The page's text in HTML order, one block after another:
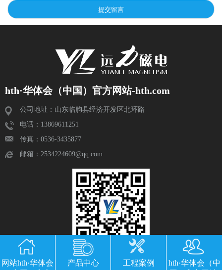
hth·华体会（中国）官方网站-hth.com
公司地址：山东临朐县经济开发区北环路
电话：13869611251
传真：0536-3435877
邮箱：2534224609@qq.com
网站hth·华体会
产品中心 工程案例
hth·华体会（中